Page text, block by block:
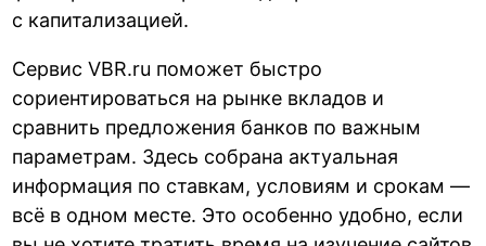
с капитализацией.
Сервис VBR.ru поможет быстро
сориентироваться на рынке вкладов и
сравнить предложения банков по важным
параметрам. Здесь собрана актуальная
информация по ставкам, условиям и срокам —
всё в одном месте. Это особенно удобно, если